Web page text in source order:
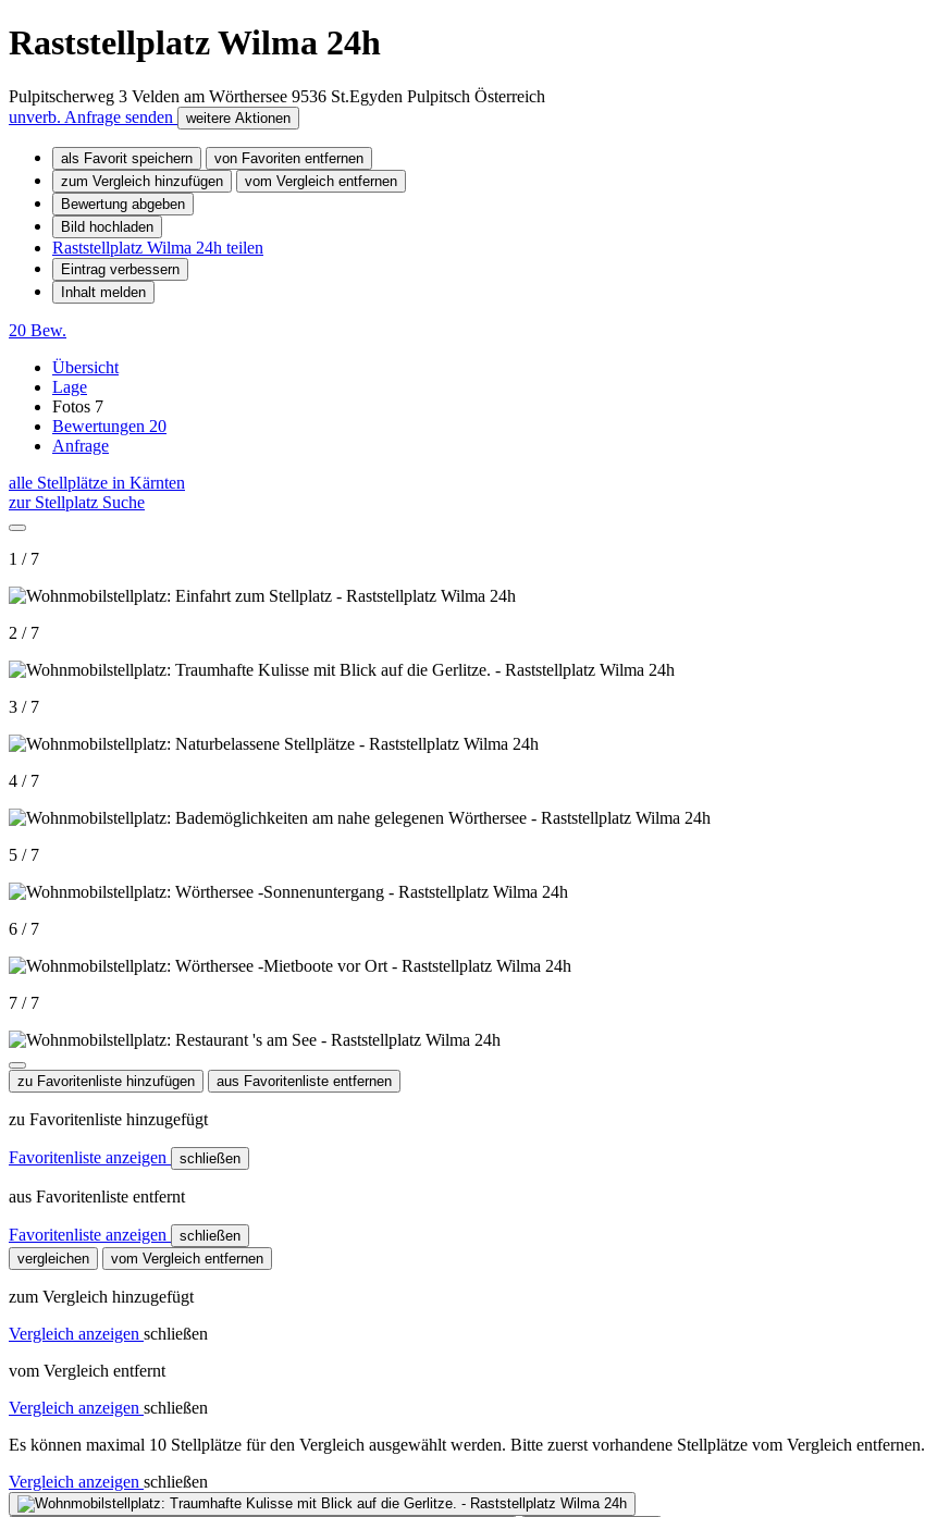
Raststellplatz Wilma 24h
Pulpitscherweg 3 Velden am Wörthersee 9536 St.Egyden Pulpitsch Österreich
unverb. Anfrage senden
weitere Aktionen
als Favorit speichern
von Favoriten entfernen
zum Vergleich hinzufügen
vom Vergleich entfernen
Bewertung abgeben
Bild hochladen
Raststellplatz Wilma 24h teilen
Eintrag verbessern
Inhalt melden
20 Bew.
Übersicht
Lage
Fotos 7
Bewertungen 20
Anfrage
alle Stellplätze in Kärnten
zur Stellplatz Suche
1 / 7
2 / 7
3 / 7
4 / 7
5 / 7
6 / 7
7 / 7
zu Favoritenliste hinzufügen aus Favoritenliste entfernen
zu Favoritenliste hinzugefügt
Favoritenliste anzeigen schließen
aus Favoritenliste entfernt
Favoritenliste anzeigen
schließen
vergleichen
vom Vergleich entfernen
zum Vergleich hinzugefügt
Vergleich anzeigen schließen
vom Vergleich entfernt
Vergleich anzeigen schließen
Es können maximal 10 Stellplätze für den Vergleich ausgewählt werden. Bitte zuerst vorhandene Stellplätze vom Vergleich entfernen.
Vergleich anzeigen schließen